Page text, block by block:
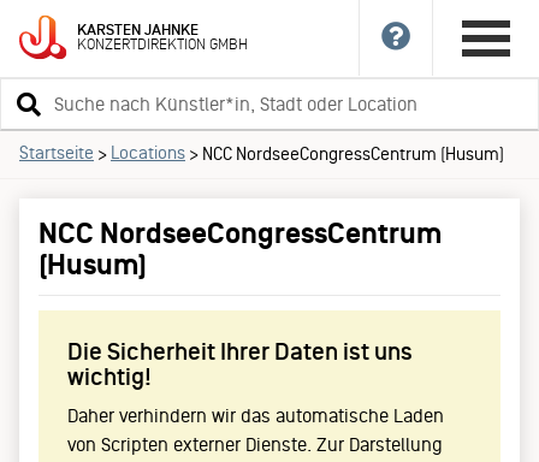
KARSTENJAHNKE
KONZERTDIREKTIONGMBH
Suchbegriff
eingeben
Startseite > Locations > NCC NordseeCongressCentrum (Husum)
NCC NordseeCongressCentrum
(Husum)
Die Sicherheit Ihrer Daten ist uns
wichtig!
Daher verhindern wir das automatische Laden
von Scripten externer Dienste. Zur Darstellung